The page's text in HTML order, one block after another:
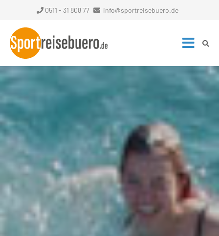
0511 - 31 808 77 info@sportreisebuero.de